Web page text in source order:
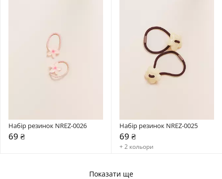
Набір резинок NREZ-0026
69 ₴
Набір резинок NREZ-0025
69 ₴
+ 2 кольори
Показати ще